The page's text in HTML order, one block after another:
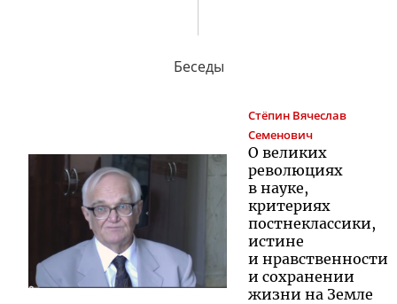
Беседы
Стёпин Вячеслав
Семенович
О великих
революциях
в науке,
критериях
постнеклассики,
истине
и нравственности
и сохранении
жизни на Земле